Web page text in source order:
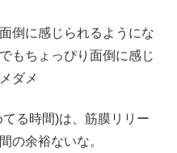
倒に感じられるようにな
もちょっぴり面倒に感じ
ダメ
る時間)は、筋膜リリー
の余裕ないな。